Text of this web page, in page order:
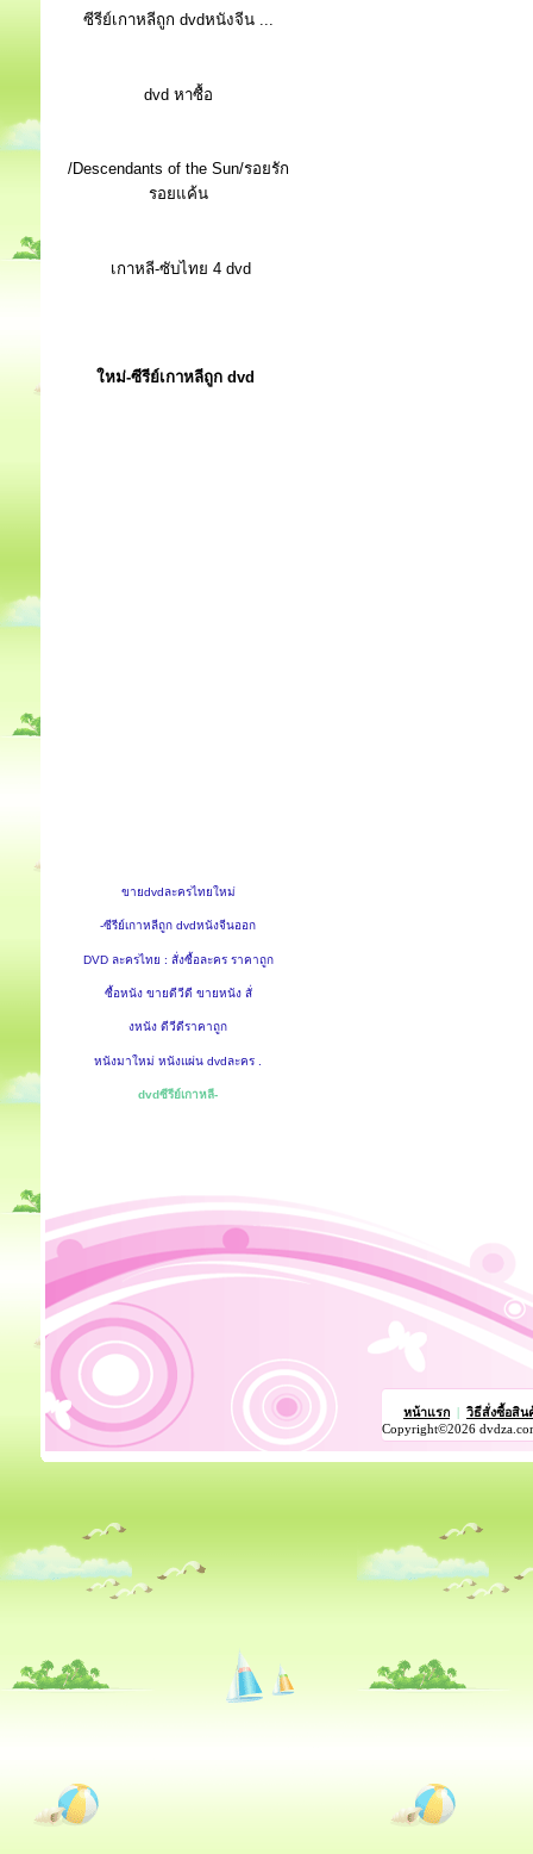
ซีรีย์เกาหลีถูก dvdหนังจีน ...
dvd หาซื้อ
/Descendants of the Sun/รอยรัก
รอยแค้น
เกาหลี-ซับไทย 4 dvd
ใหม่-ซีรีย์เกาหลีถูก dvd
ขายdvdละครไทยใหม่
-ซีรีย์เกาหลีถูก dvdหนังจีนออก
DVD ละครไทย : สั่งซื้อละคร ราคาถูก
ซื้อหนัง ขายดีวีดี ขายหนัง สั่
งหนัง ดีวีดีราคาถูก
หนังมาใหม่ หนังแผ่น dvdละคร .
dvdซีรีย์เกาหลี-
หน้าแรก
วิธีสั่งซื้อสิน
Copyright©2026